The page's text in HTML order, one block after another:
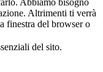
Altrimenti ti verrà
finestra del browser o
del sito.